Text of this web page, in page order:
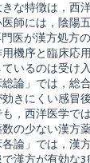
な特徴は，西
医師には，陰陽
医が漢方処方
機序と臨床応
いるのは受け
総論」では，総
きにくい感冒
，西洋医学で
の少ない漢方
各論」では，
漢方が有効な